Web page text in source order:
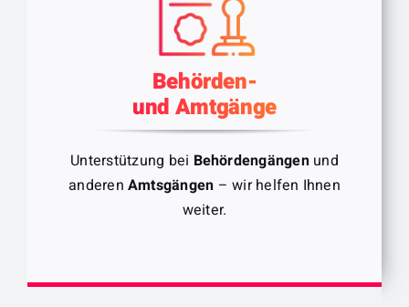
Behörden-
und Amtgänge
Unterstützung bei Behördengängenund
anderen Amtsgängen – wir helfen Ihnen
weiter.